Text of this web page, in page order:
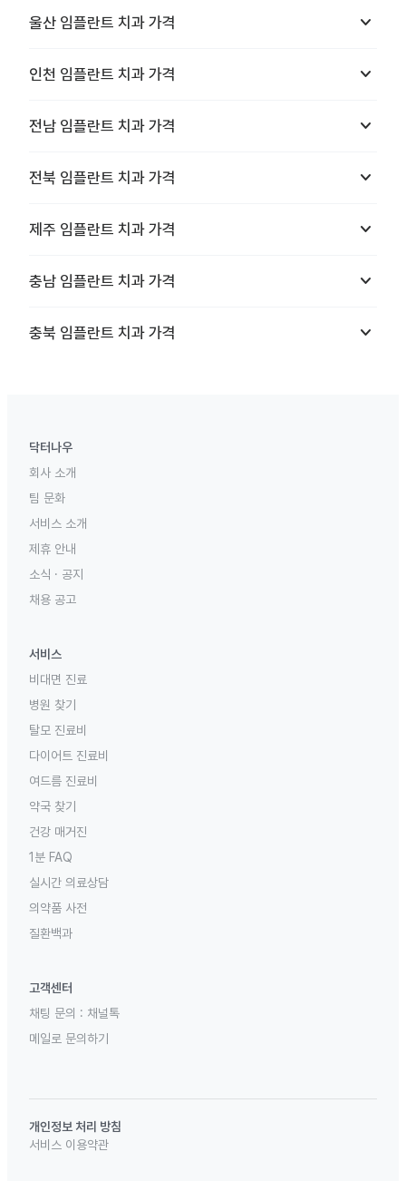
울산 임플란트 치과 가격 keyboard_arrow_down
인천 임플란트 치과 가격 keyboard_arrow_down
전남 임플란트 치과 가격 keyboard_arrow_down
전북 임플란트 치과 가격 keyboard_arrow_down
제주 임플란트 치과 가격 keyboard_arrow_down
충남 임플란트 치과 가격 keyboard_arrow_down
충북 임플란트 치과 가격 keyboard_arrow_down
닥터나우
회사 소개
팀 문화
서비스 소개
제휴 안내
소식 · 공지
채용 공고
서비스
비대면 진료
병원 찾기
탈모 진료비
다이어트 진료비
여드름 진료비
약국 찾기
건강 매거진
1분 FAQ
실시간 의료상담
의약품 사전
질환백과
고객센터
채팅 문의 : 채널톡
메일로 문의하기
개인정보 처리 방침
서비스 이용약관